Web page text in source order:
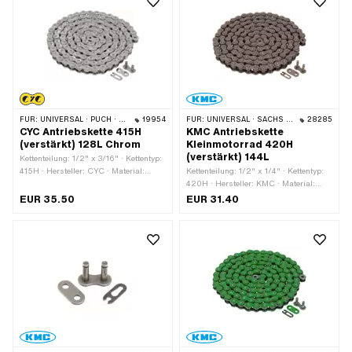
FÜR: UNIVERSAL · PUCH · SACHS · PONY / CILO (BETA 521 & 512) · ZÜNDAPP BELMONDO · TOMOS · BYE BIKE 19954
CYC Antriebskette 415H
(verstärkt) 128L Chrom
Kettenteilung: 1/2" x 3/16" · Kettentyp:
415H · Hersteller: CYC · Material:
Kettenglieder: 128 Stk. · Abrollumfang:
EUR 35.50
FÜR: UNIVERSAL · SACHS · KREIDLER 28285
KMC Antriebskette
Kleinmotorrad 420H
(verstärkt) 144L
Kettenteilung: 1/2" x 1/4" · Kettentyp:
420H · Hersteller: KMC · Material:
Stahl · Oberfläche: roh · Abrollumfang:
EUR 31.40